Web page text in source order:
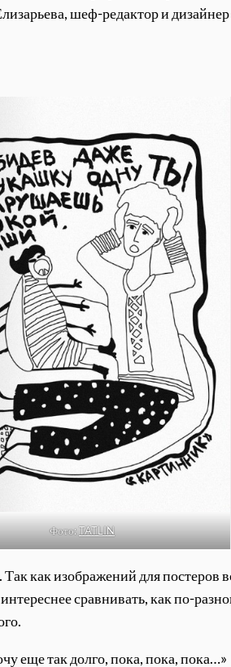
шеф-редактор и
Фото:TATLIN
как изображений для постеров
сравнивать, как по-
еще так долго, пока, пока, пока…»